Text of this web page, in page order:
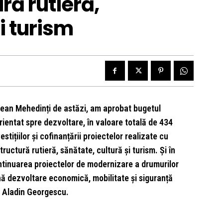
turism
Mehedinți de astăzi, am aprobat bugetul
spre dezvoltare, în valoare totală de 434
și cofinanțării proiectelor realizate cu
rutieră, sănătate, cultură și turism. Și în
proiectelor de modernizare a drumurilor
dezvoltare economică, mobilitate și siguranță
Georgescu.